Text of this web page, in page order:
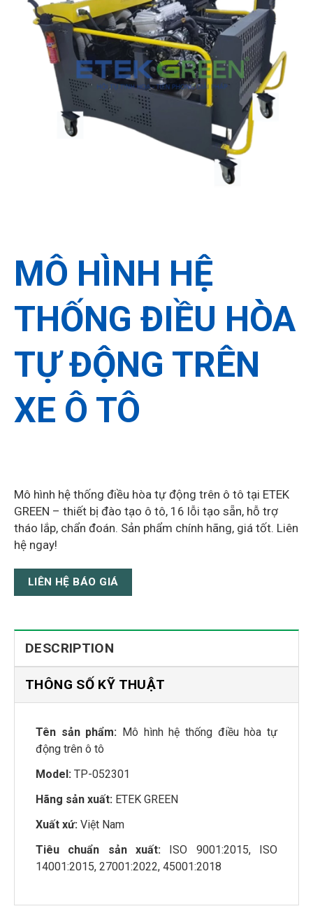
Vận chuyển và lắp đặt
MÔ HÌNH HỆ
THỐNG ĐIỀU HÒA
TỰ ĐỘNG TRÊN
XE Ô TÔ
Mô hình hệ thống điều hòa tự động trên ô tô tại ETEK
GREEN – thiết bị đào tạo ô tô, 16 lỗi tạo sẵn, hỗ trợ
tháo lắp, chẩn đoán. Sản phẩm chính hãng, giá tốt. Liên
hệ ngay!
LIÊN HỆ BÁO GIÁ
DESCRIPTION
THÔNG SỐ KỸ THUẬT
Tên sản phẩm: Mô hình hệ thống điều hòa tự
động trên ô tô
Model: TP-052301
Hãng sản xuất: ETEK GREEN
Xuất xứ: Việt Nam
Tiêu chuẩn sản xuất: ISO 9001:2015, ISO
14001:2015, 27001:2022, 45001:2018